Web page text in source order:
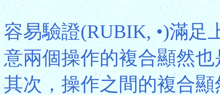
容易驗證(RUBIK, •)滿足
意兩個操作的複合顯然
其次，操作之間的複合